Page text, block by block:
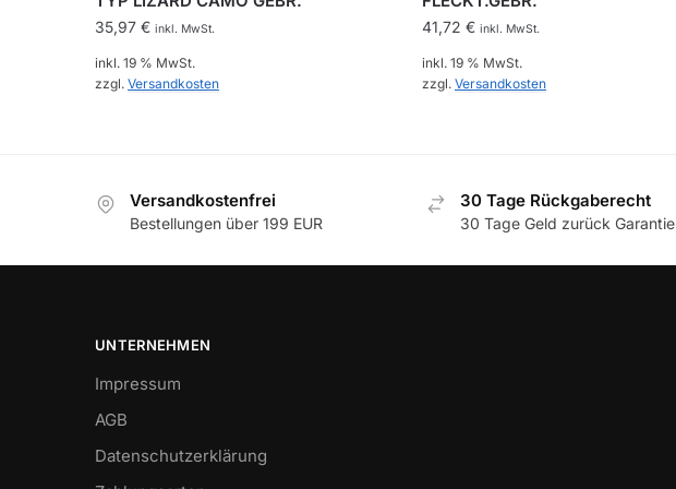
35,97€ inkl. MwSt.
inkl. 19 % MwSt.
zzgl.Versandkosten
41,72 € inkl. MwSt.
inkl. 19 % MwSt.
zzgl. Versandkosten
Versandkostenfrei
Bestellungen über 199 EUR
30 Tage Rückgaberecht
30 Tage Geld zurück Garantie
UNTERNEHMEN
Impressum
AGB
Datenschutzerklärung